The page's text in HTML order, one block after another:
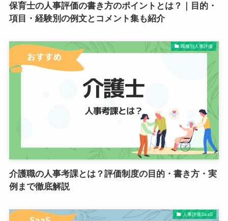
保育士の人事評価の書き方のポイントとは？｜目的・
項目・経験別の例文とコメント集も紹介
職種別人事評価
介護職の人事考課とは？評価制度の目的・書き方・実
例まで徹底解説
人事評価SaaS